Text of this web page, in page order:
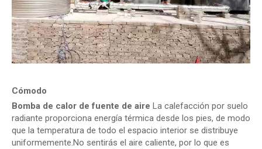
Cómodo
Bomba de calor de fuente de aire La calefacción por suelo
radiante proporciona energía térmica desde los pies, de modo
que la temperatura de todo el espacio interior se distribuye
uniformemente.No sentirás el aire caliente, por lo que es